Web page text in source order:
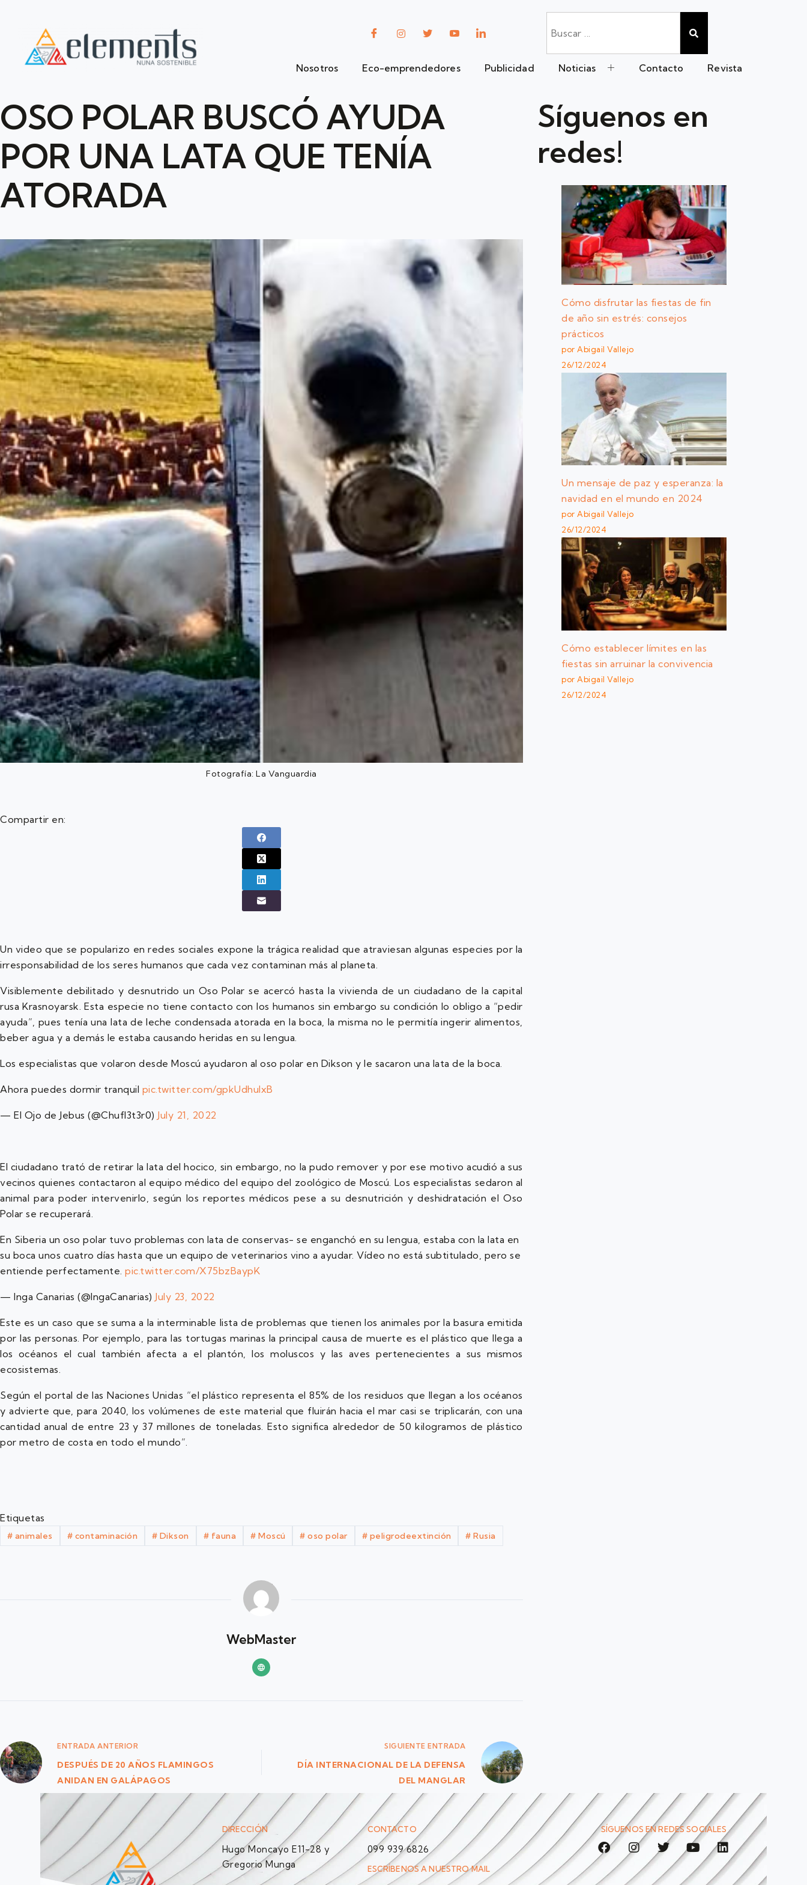
Nosotros Eco-emprendedores Publicidad Noticias Contacto Revista
OSO POLAR BUSCÓ AYUDA
POR UNA LATA QUE TENÍA
ATORADA
Fotografía: La Vanguardia
Compartir en:
Un video que se popularizo en redes sociales expone la trágica realidad que atraviesan algunas especies por la
irresponsabilidad de los seres humanos que cada vez contaminan más al planeta.
Visiblemente debilitado y desnutrido un Oso Polar se acercó hasta la vivienda de un ciudadano de la capital
rusa Krasnoyarsk. Esta especie no tiene contacto con los humanos sin embargo su condición lo obligo a “pedir
ayuda”, pues tenía una lata de leche condensada atorada en la boca, la misma no le permitía ingerir alimentos,
beber agua y a demás le estaba causando heridas en su lengua.
Los especialistas que volaron desde Moscú ayudaron al oso polar en Dikson y le sacaron una lata de la boca.
Ahora puedes dormir tranquil pic.twitter.com/gpkUdhulxB
— El Ojo de Jebus (@Chufl3t3r0) July 21, 2022
El ciudadano trató de retirar la lata del hocico, sin embargo, no la pudo remover y por ese motivo acudió a sus
vecinos quienes contactaron al equipo médico del equipo del zoológico de Moscú. Los especialistas sedaron al
animal para poder intervenirlo, según los reportes médicos pese a su desnutrición y deshidratación el Oso
Polar se recuperará.
En Siberia un oso polar tuvo problemas con lata de conservas- se enganchó en su lengua, estaba con la lata en
su boca unos cuatro días hasta que un equipo de veterinarios vino a ayudar. Vídeo no está subtitulado, pero se
entiende perfectamente. pic.twitter.com/X75bzBaypK
— Inga Canarias (@IngaCanarias) July 23, 2022
Este es un caso que se suma a la interminable lista de problemas que tienen los animales por la basura emitida
por las personas. Por ejemplo, para las tortugas marinas la principal causa de muerte es el plástico que llega a
los océanos el cual también afecta a el plantón, los moluscos y las aves pertenecientes a sus mismos
ecosistemas.
Según el portal de las Naciones Unidas “el plástico representa el 85% de los residuos que llegan a los océanos
y advierte que, para 2040, los volúmenes de este material que fluirán hacia el mar casi se triplicarán, con una
cantidad anual de entre 23 y 37 millones de toneladas. Esto significa alrededor de 50 kilogramos de plástico
por metro de costa en todo el mundo”.
Etiquetas
# animales # contaminación # Dikson # fauna # Moscú # oso polar # peligrodeextinción # Rusia
WebMaster
ENTRADA ANTERIOR
DESPUÉS DE 20 AÑOS FLAMINGOS
ANIDAN EN GALÁPAGOS
SIGUIENTEENTRADA
DÍA INTERNACIONAL DE LA DEFENSA
DEL MANGLAR
Síguenos en
redes!
Cómo disfrutar las fiestas de fin
de año sin estrés: consejos
prácticos
por Abigail Vallejo
26/12/2024
Un mensaje de paz y esperanza: la
navidad en el mundo en 2024
por Abigail Vallejo
26/12/2024
Cómo establecer límites en las
fiestas sin arruinar la convivencia
por Abigail Vallejo
26/12/2024
DIRECCIÓN
Hugo Moncayo E11-28 y
Gregorio Munga
CONTACTO
099 939 6826
ESCRÍBENOS A NUESTRO MAIL
SÍGUENOS EN REDES SOCIALES